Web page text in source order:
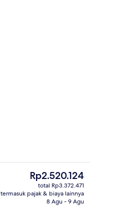
Ruang duduk lobi
Harga
saat
ini
Rp2.520.124
Rp2.520.124
total Rp3.372.471
termasuk pajak & biaya lainnya
8 Agu - 9 Agu